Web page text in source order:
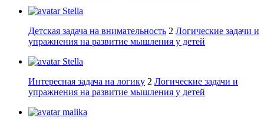
Stella
Детская задача на внимательность 2 Логические задачи и
упражнения на развитие мышления у детей
Stella
Интересная задача на логику 2 Логические задачи и
упражнения на развитие мышления у детей
malika